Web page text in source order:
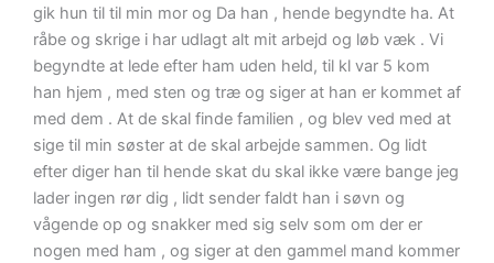
gik hun til til min mor og Da han , hende begyndte ha. At
råbe og skrige i har udlagt alt mit arbejd og løb væk . Vi
begyndte at lede efter ham uden held, til kl var 5 kom
han hjem , med sten og træ og siger at han er kommet af
med dem . At de skal finde familien , og blev ved med at
sige til min søster at de skal arbejde sammen. Og lidt
efter diger han til hende skat du skal ikke være bange jeg
lader ingen rør dig , lidt sender faldt han i søvn og
vågende op og snakker med sig selv som om der er
nogen med ham , og siger at den gammel mand kommer